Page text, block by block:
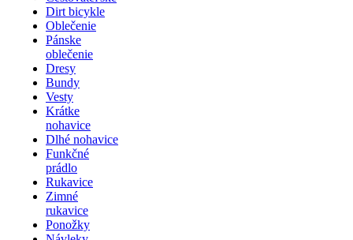
Dirt bicykle
Oblečenie
Pánske
oblečenie
Dresy
Bundy
Vesty
Krátke
nohavice
Dlhé nohavice
Funkčné
prádlo
Rukavice
Zimné
rukavice
Ponožky